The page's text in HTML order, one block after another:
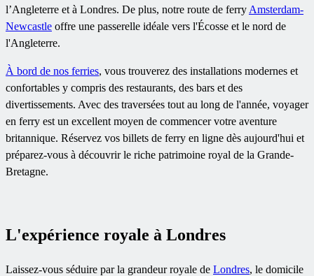
l’Angleterre et à Londres. De plus, notre route de ferry Amsterdam-
Newcastle offre une passerelle idéale vers l'Écosse et le nord de
l'Angleterre.
À bord de nos ferries, vous trouverez des installations modernes et
confortables y compris des restaurants, des bars et des
divertissements. Avec des traversées tout au long de l'année, voyager
en ferry est un excellent moyen de commencer votre aventure
britannique. Réservez vos billets de ferry en ligne dès aujourd'hui et
préparez-vous à découvrir le riche patrimoine royal de la Grande-
Bretagne.
L'expérience royale à Londres
Laissez-vous séduire par la grandeur royale de Londres, le domicile